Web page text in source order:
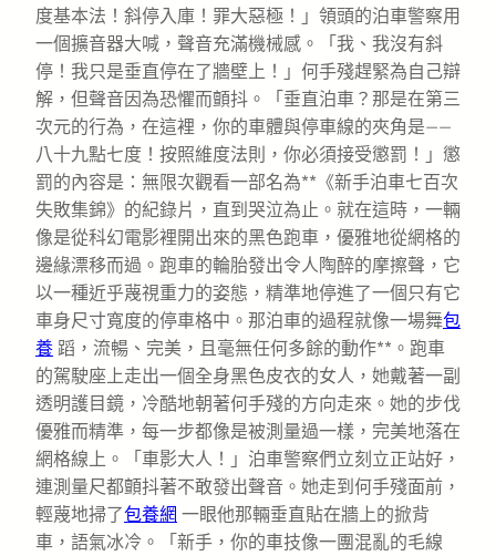
度基本法！斜停入庫！罪大惡極！」領頭的泊車警察用
一個擴音器大喊，聲音充滿機械感。「我、我沒有斜
停！我只是垂直停在了牆壁上！」何手殘趕緊為自己辯
解，但聲音因為恐懼而顫抖。「垂直泊車？那是在第三
次元的行為，在這裡，你的車體與停車線的夾角是——
八十九點七度！按照維度法則，你必須接受懲罰！」懲
罰的內容是：無限次觀看一部名為**《新手泊車七百次
失敗集錦》的紀錄片，直到哭泣為止。就在這時，一輛
像是從科幻電影裡開出來的黑色跑車，優雅地從網格的
邊緣漂移而過。跑車的輪胎發出令人陶醉的摩擦聲，它
以一種近乎蔑視重力的姿態，精準地停進了一個只有它
車身尺寸寬度的停車格中。那泊車的過程就像一場舞包
養 蹈，流暢、完美，且毫無任何多餘的動作**。跑車
的駕駛座上走出一個全身黑色皮衣的女人，她戴著一副
透明護目鏡，冷酷地朝著何手殘的方向走來。她的步伐
優雅而精準，每一步都像是被測量過一樣，完美地落在
網格線上。「車影大人！」泊車警察們立刻立正站好，
連測量尺都顫抖著不敢發出聲音。她走到何手殘面前，
輕蔑地掃了包養網 一眼他那輛垂直貼在牆上的掀背
車，語氣冰冷。「新手，你的車技像一團混亂的毛線